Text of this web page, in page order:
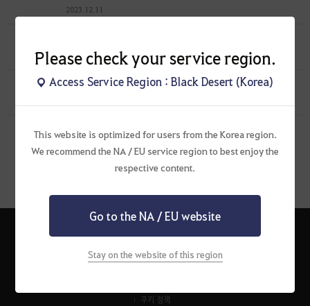
Please check your service region.
Access Service Region : Black Desert (Korea)
This website is optimized for users from the Korea region.
We recommend the NA / EU service region to best enjoy the
respective content.
Go to the NA / EU website
Stay on the website of this region
2023.12.11
2023.12.11
열심히 그렸어요!!! ㅎㅎ
쿠키 정책